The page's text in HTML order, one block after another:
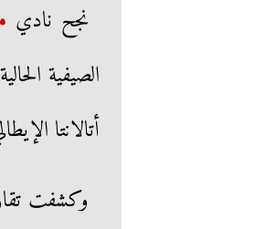
نجح نادي
الصيفية
أتالانتا